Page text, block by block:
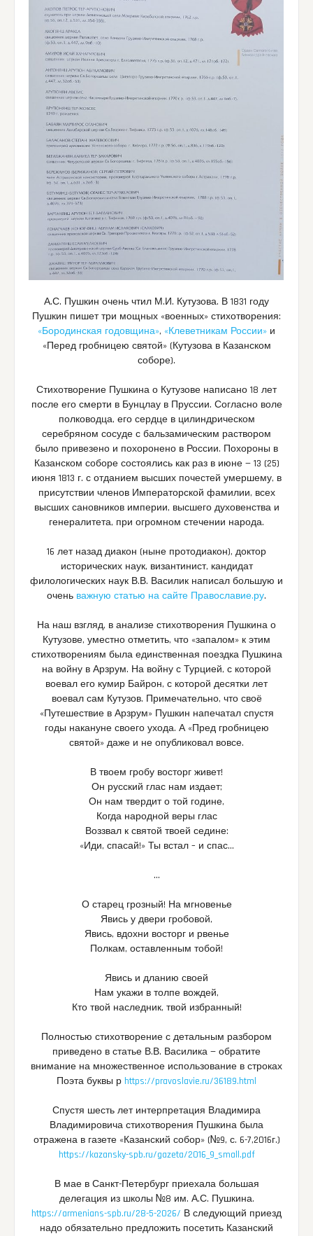
А.С. Пушкин очень чтил М.И. Кутузова. В 1831 году
Пушкин пишет три мощных «военных» стихотворения:
«Бородинская годовщина», «Клеветникам России» и
«Перед гробницею святой» (Кутузова в Казанском
соборе).
Стихотворение Пушкина о Кутузове написано 18 лет
после его смерти в Бунцлау в Пруссии. Согласно воле
полководца, его сердце в цилиндрическом
серебряном сосуде с бальзамическим раствором
было привезено и похоронено в России. Похороны в
Казанском соборе состоялись как раз в июне — 13 (25)
июня 1813 г. с отданием высших почестей умершему, в
присутствии членов Императорской фамилии, всех
высших сановников империи, высшего духовенства и
генералитета, при огромном стечении народа.
16 лет назад диакон (ныне протодиакон), доктор
исторических наук, византинист, кандидат
филологических наук В.В. Василик написал большую и
очень важную статью на сайте Православие.ру.
На наш взгляд, в анализе стихотворения Пушкина о
Кутузове, уместно отметить, что «запалом» к этим
стихотворениям была единственная поездка Пушкина
на войну в Арзрум. На войну с Турцией, с которой
воевал его кумир Байрон, с которой десятки лет
воевал сам Кутузов. Примечательно, что своё
«Путешествие в Арзрум» Пушкин напечатал спустя
годы накануне своего ухода. А «Пред гробницею
святой» даже и не опубликовал вовсе.
В твоем гробу восторг живет!
Он русский глас нам издает;
Он нам твердит о той године,
Когда народной веры глас
Воззвал к святой твоей седине:
«Иди, спасай!» Ты встал – и спас…
…
О старец грозный! На мгновенье
Явись у двери гробовой,
Явись, вдохни восторг и рвенье
Полкам, оставленным тобой!
Явись и дланию своей
Нам укажи в толпе вождей,
Кто твой наследник, твой избранный!
Полностью стихотворение с детальным разбором
приведено в статье В.В. Василика — обратите
внимание на множественное использование в строках
Поэта буквы р https://pravoslavie.ru/36189.html
Спустя шесть лет интерпретация Владимира
Владимировича стихотворения Пушкина была
отражена в газете «Казанский собор» (№9, с. 6-7,2016г.)
https://kazansky-spb.ru/gazeta/2016_9_small.pdf
В мае в Санкт-Петербург приехала большая
делегация из школы №8 им. А.С. Пушкина.
https://armenians-spb.ru/28-5-2026/ В следующий приезд
надо обязательно предложить посетить Казанский